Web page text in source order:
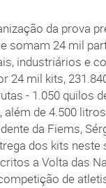
da prova
somam 24 mil
industriários e
24 mil kits,
- 1.050 quilos
além de 4.500
da Fiems,
dos kits neste
a Volta das
de